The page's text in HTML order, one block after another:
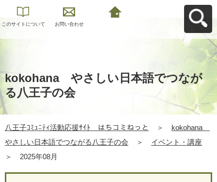
このサイトについて お問い合わせ
kokohana やさしい日本語でつなが
る八王子の会
八王子ｺﾐｭﾆﾃｨ活動応援ｻｲﾄ はちコミねっと ＞
kokohana
やさしい日本語でつながる八王子の会
＞
イベント・講座
＞
2025年08月